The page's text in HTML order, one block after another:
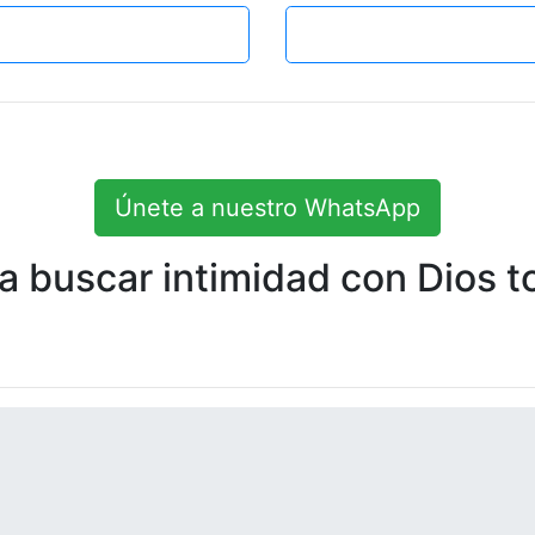
Únete a nuestro WhatsApp
buscar intimidad con Dios